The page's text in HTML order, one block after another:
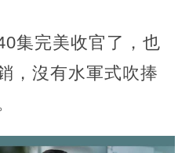
集完美收官了，也
，沒有水軍式吹捧